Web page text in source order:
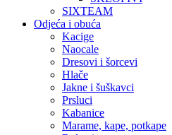
SIXTEAM
Odjeća i obuća
Kacige
Naocale
Dresovi i šorcevi
Hlače
Jakne i šuškavci
Prsluci
Kabanice
Marame, kape, potkape